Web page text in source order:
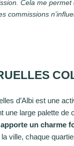
Cela me
commissions
d’Albi est une
une large palette de
un charme
ville, chaque